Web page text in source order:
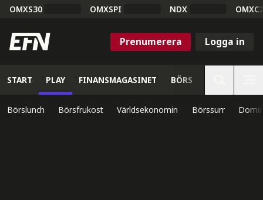
OMXS30 OMXSPI NDX
Prenumerera Logga in
START PLAY FINANSMAGASINET BÖRS
Börslunch Börsfrukost Världsekonomin Börssurr